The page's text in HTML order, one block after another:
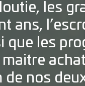
les
ans,
que les
de nos